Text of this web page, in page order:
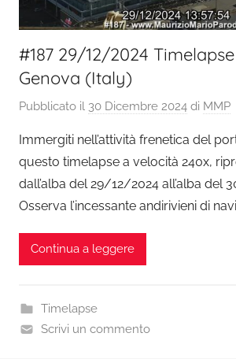
#187 29/12/2024
Genova (Italy)
Pubblicato il 30 Dicembre 2024 di MMP
Immergiti nell’attività frenetica del
questo timelapse a velocità 240x,
dall’alba del 29/12/2024 all’alba del
Osserva l’incessante andirivieni di
Continua a leggere
Timelapse
Scrivi un commento